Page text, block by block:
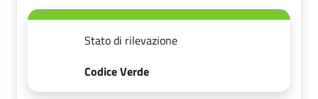
Stato di rilevazione
Codice Verde